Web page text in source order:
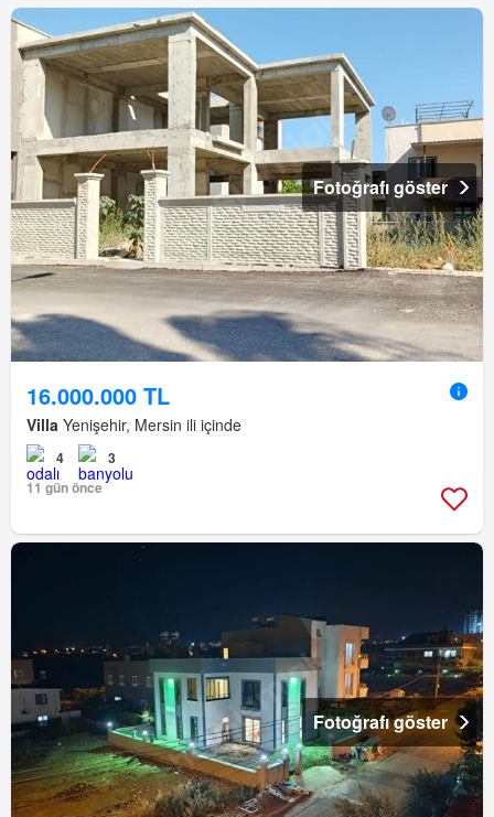
Fotoğrafı göster
16.000.000 TL
Villa Yenişehir, Mersin ili içinde
4
3
11 gün önce
Fotoğrafı göster